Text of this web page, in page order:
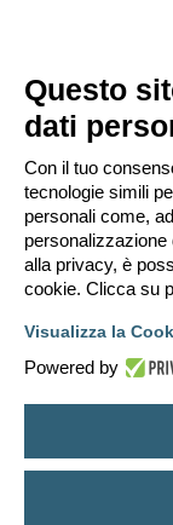
Questo
dati
Con il tuo
tecnologie simili
personali come,
personalizzazione
alla privacy, è
cookie. Clicca su
Visualizza la
Powered by